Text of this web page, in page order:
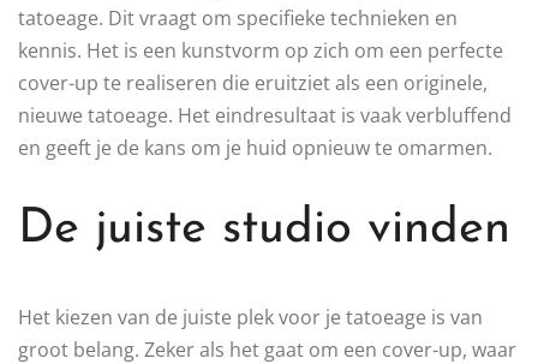
tatoeage. Dit vraagt om specifieke technieken en
kennis. Het is een kunstvorm op zich om een perfecte
cover-up te realiseren die eruitziet als een originele,
nieuwe tatoeage. Het eindresultaat is vaak verbluffend
en geeft je de kans om je huid opnieuw te omarmen.
De juiste studio vinden
Het kiezen van de juiste plek voor je tatoeage is van
groot belang. Zeker als het gaat om een cover-up, waar